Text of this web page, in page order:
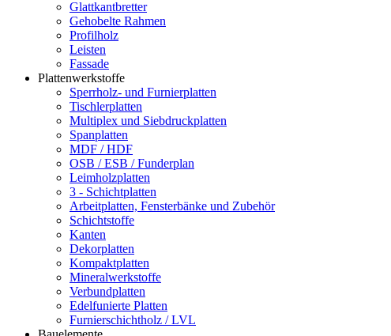
Glattkantbretter
Gehobelte Rahmen
Profilholz
Leisten
Fassade
Plattenwerkstoffe
Sperrholz- und Furnierplatten
Tischlerplatten
Multiplex und Siebdruckplatten
Spanplatten
MDF / HDF
OSB / ESB / Funderplan
Leimholzplatten
3 - Schichtplatten
Arbeitplatten, Fensterbänke und Zubehör
Schichtstoffe
Kanten
Dekorplatten
Kompaktplatten
Mineralwerkstoffe
Verbundplatten
Edelfunierte Platten
Furnierschichtholz / LVL